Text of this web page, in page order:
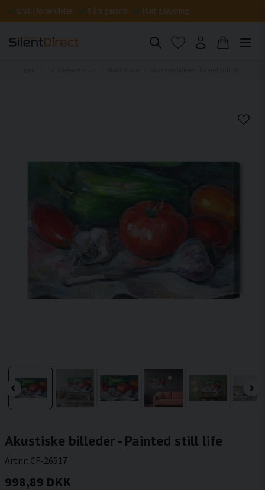
Gratis forsendelse 5 års garanti Hurtig levering
Akustiske billeder - Painted still life
Artnr: CF-26517
998,89 DKK